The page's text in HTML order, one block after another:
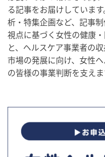
る記事をお届けしていま
析・特集企画など、記事
視点に基づく女性の健康
と、ヘルスケア事業者の
市場の発展に向け、女性
の皆様の事業判断を支えま